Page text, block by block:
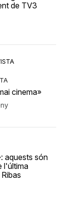
de TV3
cinema»
aquests són
l'última